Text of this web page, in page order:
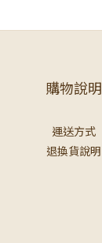
購物說明
運送方式
退換貨說明